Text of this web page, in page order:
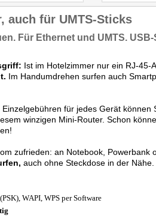
auch für UMTS-Sticks
Für Ethernet und UMTS.
Ist im Hotelzimmer nur ein RJ-45-
Im Handumdrehen surfen auch
für jedes Gerät können
winzigen Mini-Router. Schon
zufrieden: an Notebook, Powerbank
auch ohne Steckdose in der Nähe.
WAPI, WPS per Software